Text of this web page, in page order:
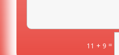
11 + 9 =